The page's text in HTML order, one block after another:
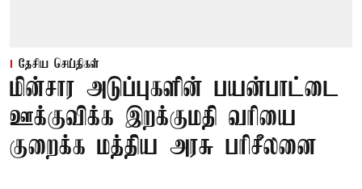
தேசிய செய்திகள்
மின்சார அடுப்புகளின் பயன்பாட்டை
ஊக்குவிக்க இறக்குமதி வரியை
குறைக்க மத்திய அரசு பரிசீலனை